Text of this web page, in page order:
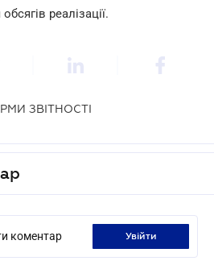
реалізації.
ЗВІТНОСТІ
коментар увійти